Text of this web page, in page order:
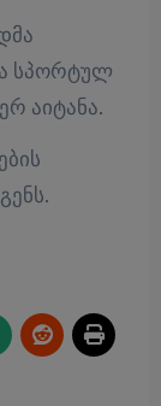
სპორტულ
აიტანა.